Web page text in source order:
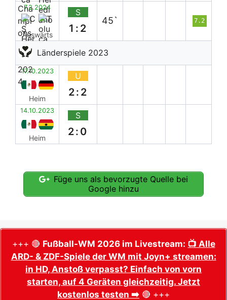
7.2.2024
Auswärts
S
1:2
45` 7.2
Länderspiele 2023
17.10.2023
Heim
U
2:2
14.10.2023
Heim
S
2:0
Füge uns als bevorzugte Quelle bei
Google hinzu
+++ 🔴 Fußball-WM 2026 im Livestream: 📺 Alle
ARD- & ZDF-Spiele der WM mit Joyn+ streamen:
in HD, Anstoß verpasst? Einfach von vorn
starten, auf 4 Geräten gleichzeitig. Jetzt
kostenlos testen ➡️ 🔴 +++